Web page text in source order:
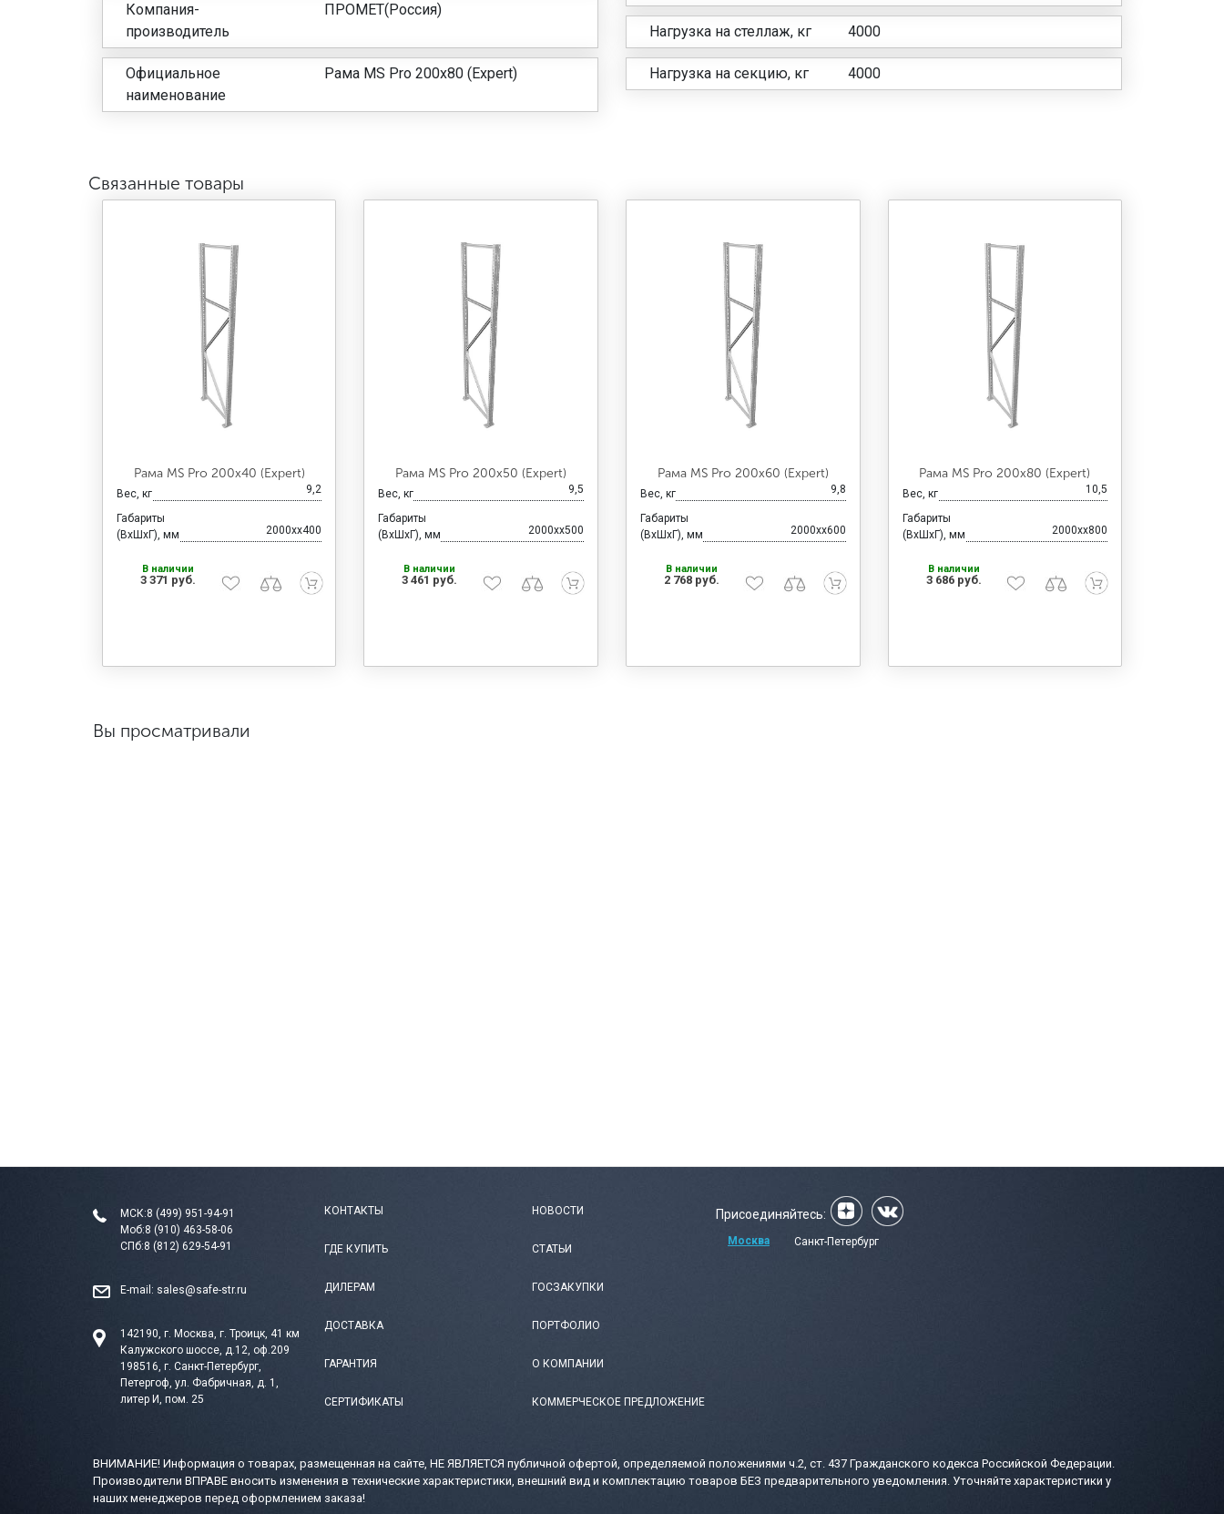
Компания-
производитель
ПРОМЕТ(Россия)
Официальное
наименование
Рама MS Pro 200х80 (Expert)
Нагрузка на стеллаж, кг 4000
Нагрузка на секцию, кг 4000
Связанные товары
Рама MS Pro 200х40 (Expert)
Вес, кг 9,2
Габариты
(ВхШхГ), мм
2000xx400
В наличии
3 371 руб.
Рама MS Pro 200х50 (Expert)
Вес, кг 9,5
Габариты
(ВхШхГ), мм
2000xx500
В наличии
3 461 руб.
Рама MS Pro 200х60 (Expert)
Вес, кг 9,8
Габариты
(ВхШхГ), мм
2000xx600
В наличии
2 768 руб.
Рама MS Pro 200х80 (Expert)
Вес, кг 10,5
Габариты
(ВхШхГ), мм
2000xx800
В наличии
3 686 руб.
Вы просматривали
МСК:8 (499) 951-94-91
Моб:8 (910) 463-58-06
СПб:8 (812) 629-54-91
E-mail: sales@safe-str.ru
142190, г. Москва, г. Троицк, 41 км
Калужского шоссе, д.12, оф.209
198516, г. Санкт-Петербург,
Петергоф, ул. Фабричная, д. 1,
литер И, пом. 25
КОНТАКТЫ
ГДЕ КУПИТЬ
ДИЛЕРАМ
ДОСТАВКА
ГАРАНТИЯ
СЕРТИФИКАТЫ
НОВОСТИ
СТАТЬИ
ГОСЗАКУПКИ
ПОРТФОЛИО
О КОМПАНИИ
КОММЕРЧЕСКОЕ ПРЕДЛОЖЕНИЕ
Присоединяйтесь:
Москва Санкт-Петербург
ВНИМАНИЕ! Информация о товарах, размещенная на сайте, НЕ ЯВЛЯЕТСЯ публичной офертой, определяемой положениями ч.2, ст. 437 Гражданского кодекса Российской Федерации.
Производители ВПРАВЕ вносить изменения в технические характеристики, внешний вид и комплектацию товаров БЕЗ предварительного уведомления. Уточняйте характеристики у
наших менеджеров перед оформлением заказа!